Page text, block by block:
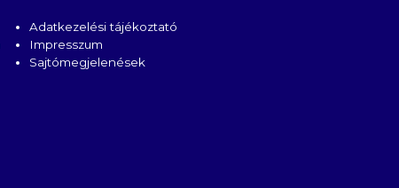
Adatkezelési tájékoztató
Impresszum
Sajtómegjelenések